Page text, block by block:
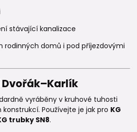
stávající kanalizace
rodinných domů i pod příjezdovými
Dvořák–Karlík
vyráběny v kruhové tuhosti
Používejte je jak pro KG
trubky SN8.